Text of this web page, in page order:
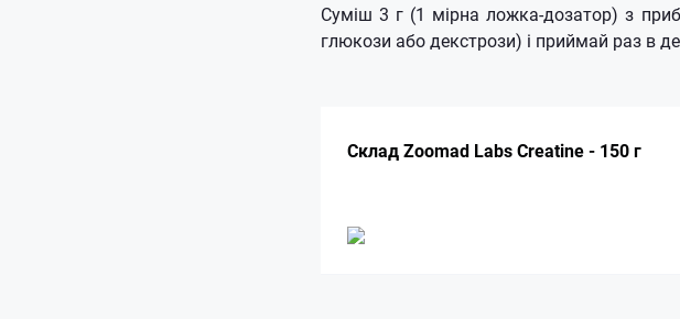
Суміш 3 г (1 мірна ложка-дозатор) з
глюкози або декстрози) і приймай раз в
Склад Zoomad Labs Creatine - 150 г